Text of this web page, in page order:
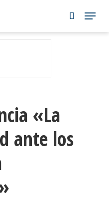
«La
ante los